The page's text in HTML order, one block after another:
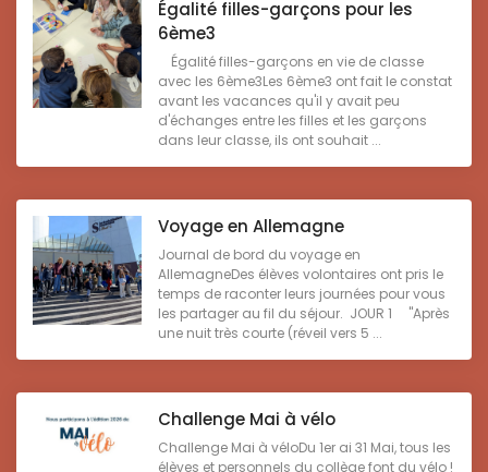
Égalité filles-garçons pour les
6ème3
Égalité filles-garçons en vie de classe
avec les 6ème3Les 6ème3 ont fait le constat
avant les vacances qu'il y avait peu
d'échanges entre les filles et les garçons
dans leur classe, ils ont souhait ...
Voyage en Allemagne
Journal de bord du voyage en
AllemagneDes élèves volontaires ont pris le
temps de raconter leurs journées pour vous
les partager au fil du séjour. JOUR 1 "Après
une nuit très courte (réveil vers 5 ...
Challenge Mai à vélo
Challenge Mai à véloDu 1er ai 31 Mai, tous les
élèves et personnels du collège font du vélo !